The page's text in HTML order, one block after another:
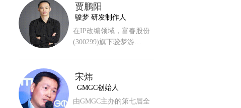
贾鹏阳
骏梦 研发制作人
在IP改编领域，富春股份
(300299)旗下骏梦游…
宋炜
GMGC创始人
由GMGC主办的第七届全